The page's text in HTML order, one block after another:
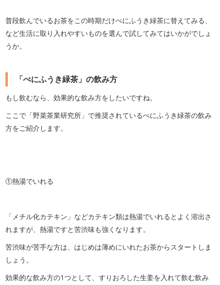
普段飲んでいるお茶をこの時期だけべにふうき緑茶に替えてみる、
など生活に取り入れやすいものを選んで試してみてはいかがでしょ
うか。
「べにふうき緑茶」の飲み方
もし飲むなら、効果的な飲み方をしたいですね。
ここで「野菜茶業研究所」で推奨されているべにふうき緑茶の飲み
方をご紹介します。
①熱湯でいれる
「メチル化カテキン」などカテキン類は熱湯でいれるとよく溶出さ
れますが、熱湯ですと苦渋味も強くなります。
苦渋味が苦手な方は、はじめは薄めにいれたお茶からスタートしま
しょう。
効果的な飲み方の1つとして、すりおろした生姜を入れて飲む飲み